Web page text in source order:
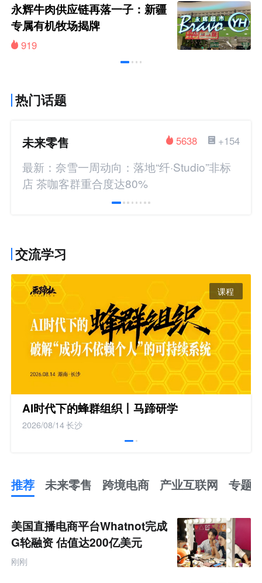
永辉牛肉供应链再落一子：新疆
专属有机牧场揭牌
919
热门话题
未来零售 +154
5638
最新：奈雪一周动向：落地“纤·Studio”非标
店 茶咖客群重合度达80%
交流学习
课程
AI时代下的蜂群组织丨马蹄研学
2026/08/14长沙
推荐 未来零售 跨境电商 产业互联网 专题
未
来
零
售
跨
境
美国直播电商平台Whatnot完成
G轮融资 估值达200亿美元
刚刚